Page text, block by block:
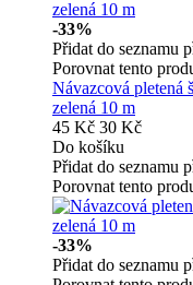
-33%
Přidat do seznamu
Porovnat tento
Návazcová pletená
zelená 10 m
45 Kč 30 Kč
Do košíku
Přidat do seznamu
Porovnat tento
-33%
Přidat do seznamu